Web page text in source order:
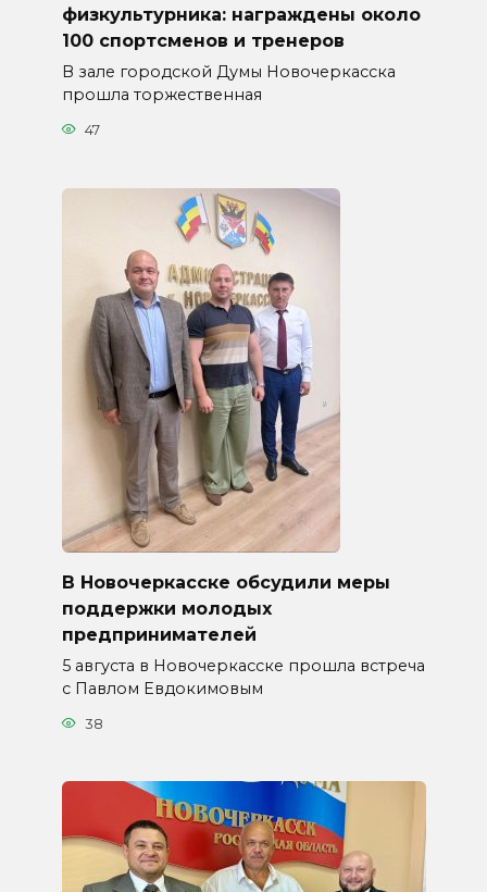
физкультурника: награждены около
100 спортсменов и тренеров
В зале городской Думы Новочеркасска
прошла торжественная
47
В Новочеркасске обсудили меры
поддержки молодых
предпринимателей
5 августа в Новочеркасске прошла встреча
с Павлом Евдокимовым
38